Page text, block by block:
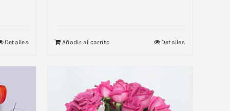
Detalles Añadir al carrito Detalles